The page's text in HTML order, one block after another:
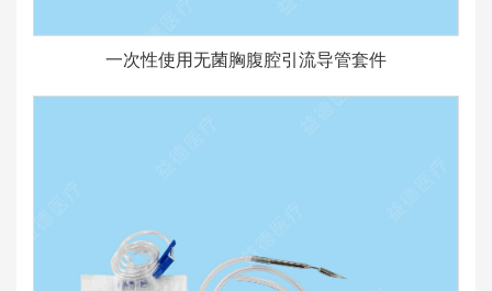
一次性使用无菌胸腹腔引流导管套件